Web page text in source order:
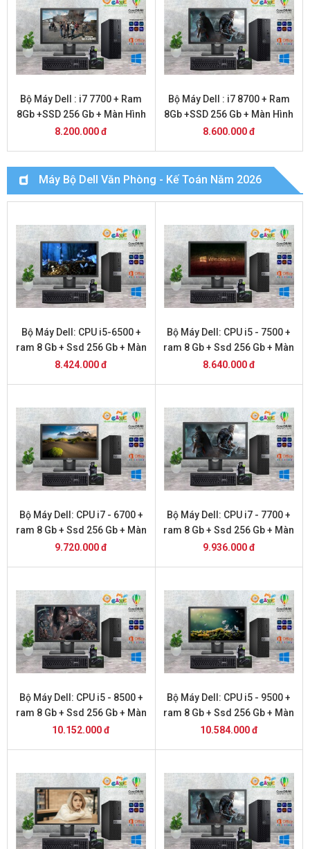
Bộ Máy Dell : i7 7700 + Ram
8Gb +SSD 256 Gb + Màn Hình
22
8.200.000 đ
Bộ Máy Dell : i7 8700 + Ram
8Gb +SSD 256 Gb + Màn Hình
22
8.600.000 đ
Máy Bộ Dell Văn Phòng - Kế Toán Năm 2026
Bộ Máy Dell: CPU i5-6500 +
ram 8 Gb + Ssd 256 Gb + Màn
Hình 22 inch DELL
8.424.000 đ
Bộ Máy Dell: CPU i5 - 7500 +
ram 8 Gb + Ssd 256 Gb + Màn
Hình 22 inch DELL
8.640.000 đ
Bộ Máy Dell: CPU i7 - 6700 +
ram 8 Gb + Ssd 256 Gb + Màn
Hình 22 inch DELL
9.720.000 đ
Bộ Máy Dell: CPU i7 - 7700 +
ram 8 Gb + Ssd 256 Gb + Màn
Hình 22 inch DELL
9.936.000 đ
Bộ Máy Dell: CPU i5 - 8500 +
ram 8 Gb + Ssd 256 Gb + Màn
Hình 22 inch DELL
10.152.000 đ
Bộ Máy Dell: CPU i5 - 9500 +
ram 8 Gb + Ssd 256 Gb + Màn
Hình 22 inch DELL
10.584.000 đ